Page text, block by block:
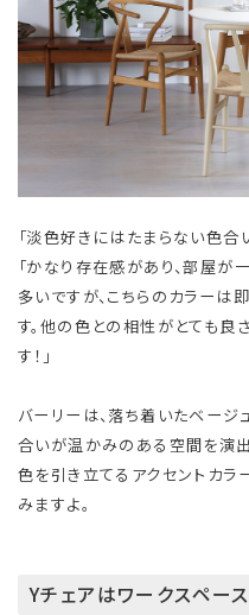
「淡色好きにはたまらない色合
「かなり存在感があり、部屋が
多いですが、こちらのカラーは
す。他の色との相性がとても良
す！」
バーリーは、落ち着いたベージ
合いが温かみのある空間を演
色を引き立てるアクセントカラ
みますよ。
Yチェアはワークスペー